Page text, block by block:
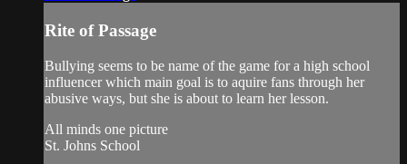
Rite of Passage
Bullying seems to be name of the game for a high school
influencer which main goal is to aquire fans through her
abusive ways, but she is about to learn her lesson.
All minds one picture
St. Johns School